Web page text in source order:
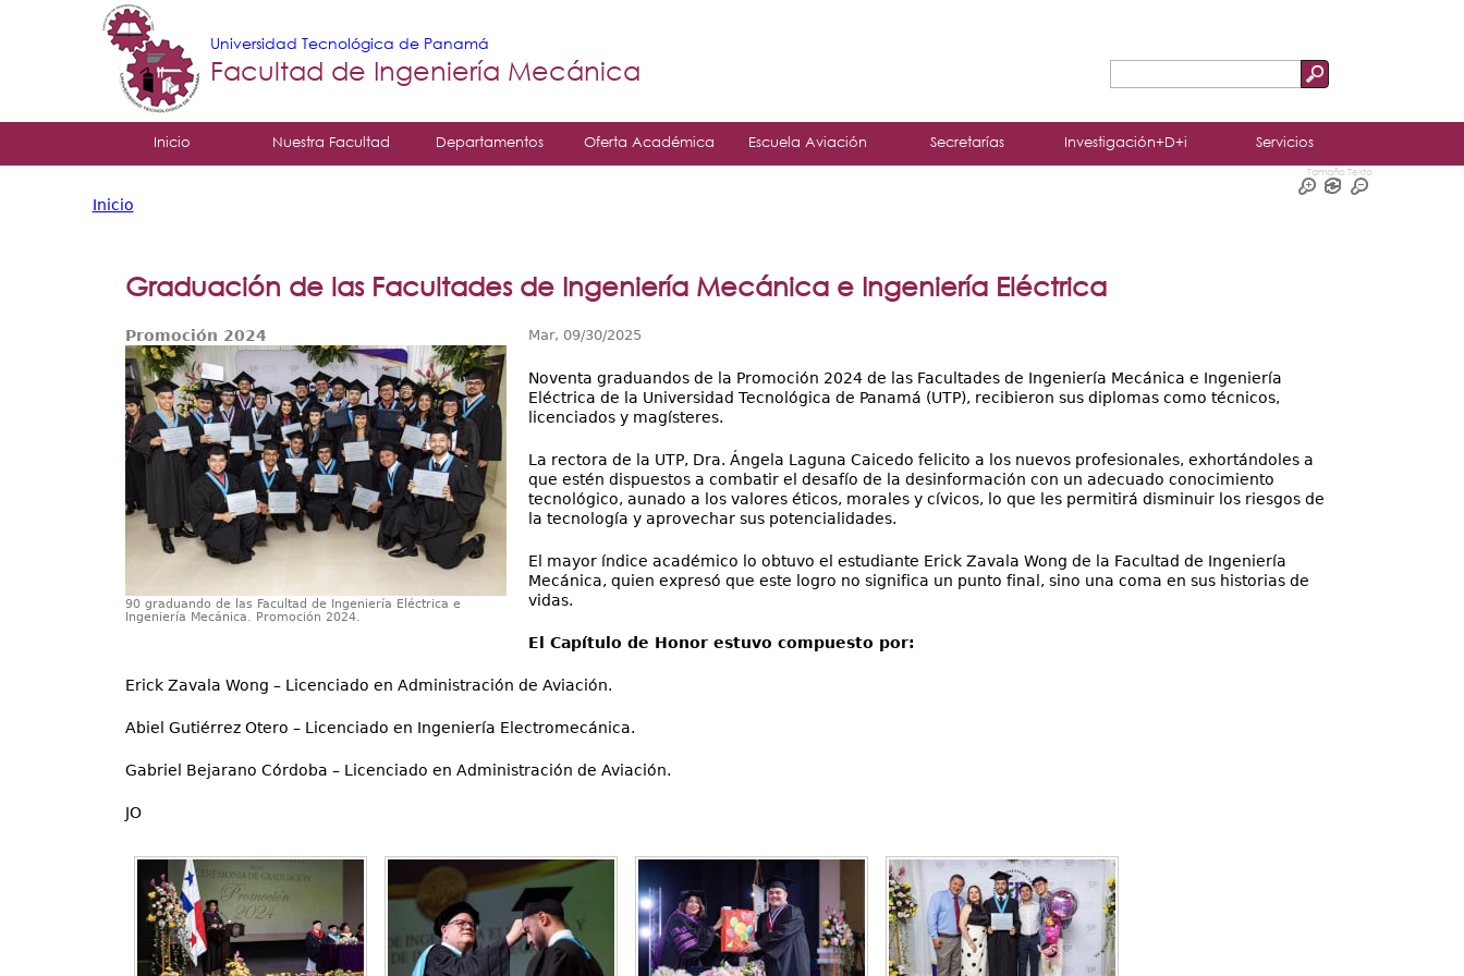
de
Universidad Tecnológica de Panamá
Facultad de Ingeniería Mecánica
Tropical
Principal
Inicio Nuestra Facultad Departamentos Oferta Académica Escuela Aviación Secretarías Investigación+D+i Servicios
Tamaño Texto
está
Inicio
Graduación de las Facultades de Ingeniería Mecánica e Ingeniería Eléctrica
Promoción 2024
90 graduando de las Facultad de Ingeniería Eléctrica e
Ingeniería Mecánica. Promoción 2024.
Mar, 09/30/2025
Noventa graduandos de la Promoción 2024 de las Facultades de Ingeniería Mecánica e Ingeniería
Eléctrica de la Universidad Tecnológica de Panamá (UTP), recibieron sus diplomas como técnicos,
licenciados y magísteres.
La rectora de la UTP, Dra. Ángela Laguna Caicedo felicito a los nuevos profesionales, exhortándoles a
que estén dispuestos a combatir el desafío de la desinformación con un adecuado conocimiento
tecnológico, aunado a los valores éticos, morales y cívicos, lo que les permitirá disminuir los riesgos de
la tecnología y aprovechar sus potencialidades.
El mayor índice académico lo obtuvo el estudiante Erick Zavala Wong de la Facultad de Ingeniería
Mecánica, quien expresó que este logro no significa un punto final, sino una coma en sus historias de
vidas.
El Capítulo de Honor estuvo compuesto por:
Erick Zavala Wong – Licenciado en Administración de Aviación.
Abiel Gutiérrez Otero – Licenciado en Ingeniería Electromecánica.
Gabriel Bejarano Córdoba – Licenciado en Administración de Aviación.
JO